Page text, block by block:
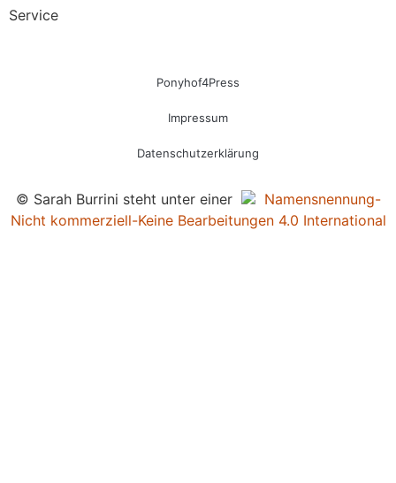
Service
Ponyhof4Press
Impressum
Datenschutzerklärung
© Sarah Burrini steht unter einer
Namensnennung-
Nicht kommerziell-Keine Bearbeitungen 4.0 International